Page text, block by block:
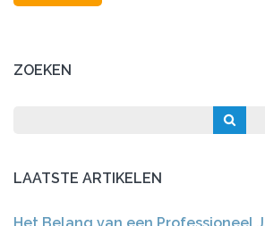
ZOEKEN
LAATSTE ARTIKELEN